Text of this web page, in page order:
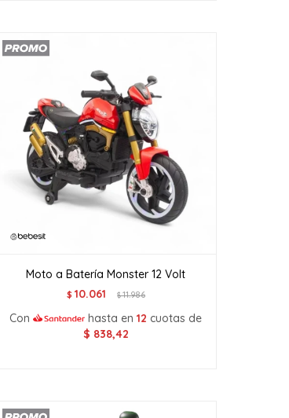
Moto a Batería Monster 12 Volt
$ 10.061 $11.986
Con hasta en12 cuotas de
$ 838,42